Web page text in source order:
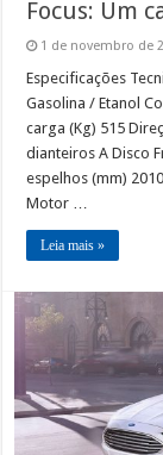
Focus: Um
1 de novembro de
Especificações
Gasolina / Etanol
carga (Kg) 515
dianteiros A Disco
espelhos (mm)
Motor …
Leia mais »